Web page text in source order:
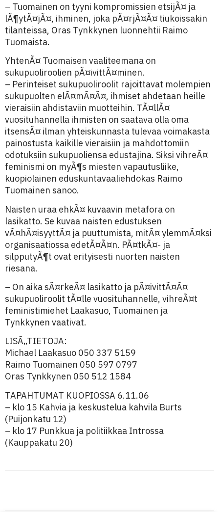
– Tuomainen on tyyni kompromissien etsijÃ¤ ja
lÃ¶ytÃ¤jÃ¤, ihminen, joka pÃ¤rjÃ¤Ã¤ tiukoissakin
tilanteissa, Oras Tynkkynen luonnehtii Raimo
Tuomaista.
YhtenÃ¤ Tuomaisen vaaliteemana on
sukupuoliroolien pÃ¤ivittÃ¤minen.
– Perinteiset sukupuoliroolit rajoittavat molempien
sukupuolten elÃ¤mÃ¤Ã¤, ihmiset ahdetaan heille
vieraisiin ahdistaviin muotteihin. TÃ¤llÃ¤
vuosituhannella ihmisten on saatava olla oma
itsensÃ¤ ilman yhteiskunnasta tulevaa voimakasta
painostusta kaikille vieraisiin ja mahdottomiin
odotuksiin sukupuoliensa edustajina. Siksi vihreÃ¤
feminismi on myÃ¶s miesten vapautusliike,
kuopiolainen eduskuntavaaliehdokas Raimo
Tuomainen sanoo.
Naisten uraa ehkÃ¤ kuvaavin metafora on
lasikatto. Se kuvaa naisten edustuksen
vÃ¤hÃ¤isyyttÃ¤ ja puuttumista, mitÃ¤ ylemmÃ¤ksi
organisaatiossa edetÃ¤Ã¤n. PÃ¤tkÃ¤- ja
silpputyÃ¶t ovat erityisesti nuorten naisten
riesana.
– On aika sÃ¤rkeÃ¤ lasikatto ja pÃ¤ivittÃ¤Ã¤
sukupuoliroolit tÃ¤lle vuosituhannelle, vihreÃ¤t
feministimiehet Laakasuo, Tuomainen ja
Tynkkynen vaativat.
LISÃ„TIETOJA:
Michael Laakasuo 050 337 5159
Raimo Tuomainen 050 597 0797
Oras Tynkkynen 050 512 1584
TAPAHTUMAT KUOPIOSSA 6.11.06
– klo 15 Kahvia ja keskustelua kahvila Burts
(Puijonkatu 12)
– klo 17 Punkkua ja politiikkaa Introssa
(Kauppakatu 20)